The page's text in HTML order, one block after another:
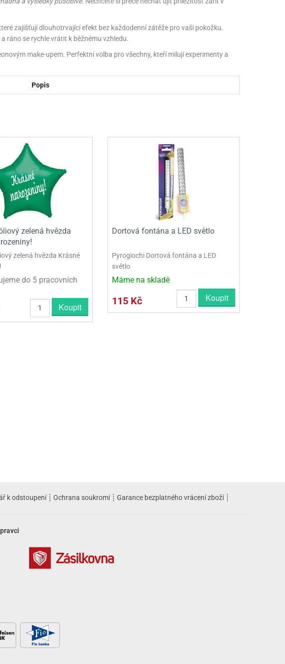
zajišťují dlouhotrvající efekt bez každodenní zátěže pro vaši pokožku.
ráno se rychle vrátit k běžnému vzhledu.
make-upem. Perfektní volba pro všechny, kteří milují experimenty a
Popis
zelená hvězda
zelená hvězda Krásné
do 5 pracovních
Koupit
Dortová fontána a LED světlo
Pyrogiochi Dortová fontána a LED
světlo
Máme na skladě
115 Kč Koupit
k odstoupení┊ Ochrana soukromí┊ Garance bezplatného vrácení zboží┊